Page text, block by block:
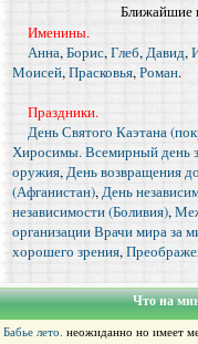
Ближайшие
Именины.
Анна,Борис,Глеб,Давид,
Моисей,Прасковья,Роман.
Праздники.
День Святого Каэтана
Хиросимы. Всемирный день
оружия,День возвращения
(Афганистан),День
независимости (Боливия),
организации Врачи мира за
хорошего зрения,
Что на
Бабье лето. неожиданно но имеет